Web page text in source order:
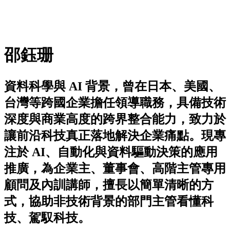
邵鈺珊
資料科學與 AI 背景，曾在日本、美國、
台灣等跨國企業擔任領導職務，具備技術
深度與商業高度的跨界整合能力，致力於
讓前沿科技真正落地解決企業痛點。現專
注於 AI、自動化與資料驅動決策的應用
推廣，為企業主、董事會、高階主管專用
顧問及內訓講師，擅長以簡單清晰的方
式，協助非技術背景的部門主管看懂科
技、駕馭科技。